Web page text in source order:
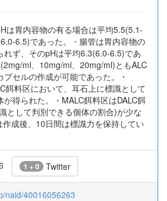
は胃内容物の有る場合は平均5.5(5.1-
6.5)であった。・腸管は胃内容物の
れず、そのpHは平均6.3(6.0-6.5)であ
ml、10mg/ml、20mg/ml)ともALC
セルの作成が可能であった。・
餌料区において、耳石上に標識として
得られた。・MALC餌料区はDALC餌
として判別できる個体の割合)が少な
成後、10日間は標識力を保持してい
1 + 0 Twitter
naid/40016056263